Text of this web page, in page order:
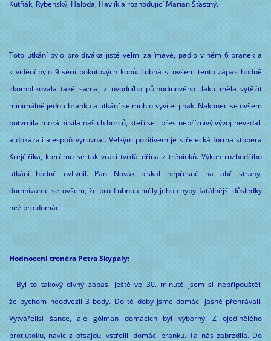
Kutňák, Rybenský, Haloda, Havlík a rozhodující Marian Šťastný.
Toto utkání bylo pro diváka jistě velmi zajímavé, padlo v něm 6 branek a
k vidění bylo 9 sérií pokutových kopů. Lubná si ovšem tento zápas hodně
zkomplikovala také sama, z úvodního půlhodinového tlaku měla vytěžit
minimálně jednu branku a utkání se mohlo vyvíjet jinak. Nakonec se ovšem
potvrdila morální síla našich borců, kteří se i přes nepříznivý vývoj nevzdali
a dokázali alespoň vyrovnat. Velkým pozitivem je střelecká forma stopera
Krejčíříka, kterému se tak vrací tvrdá dřina z tréninků. Výkon rozhodčího
utkání hodně ovlivnil. Pan Novák pískal nepřesně na obě strany,
domníváme se ovšem, že pro Lubnou měly jeho chyby fatálnější důsledky
než pro domácí.
Hodnocení trenéra Petra Skypaly:
" Byl to takový divný zápas. Ještě ve 30. minutě jsem si nepřipouštěl,
že bychom neodvezli 3 body. Do té doby jsme domácí jasně přehrávali.
Vytvářelisi šance, ale gólman domácích byl výborný. Z ojedinělého
protiútoku, navíc z ofsajdu, vstřelili domácí branku. Ta nás zabrzdila. Do